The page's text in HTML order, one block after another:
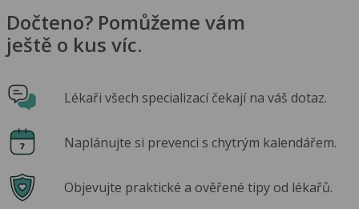
Dočteno? Pomůžeme vám
ještě o kus víc.
Lékaři všech specializací čekají na váš dotaz.
Naplánujte si prevenci s chytrým kalendářem.
Objevujte praktické a ověřené tipy od lékařů.